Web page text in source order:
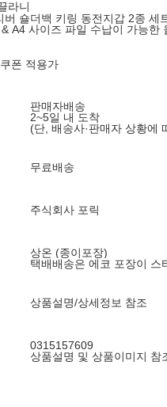
라니
버 숄더백 키링 동전지갑 2종 세
A4 사이즈 파일 수납이 가능한
폰 적용가
판매자배송
2~5일 내 도착
(단, 배송사·판매자 상황에
무료배송
주식회사 포릭
상온 (종이포장)
택배배송은 에코 포장이 스
상품설명/상세정보 참조
0315157609
상품설명 및 상품이미지 참